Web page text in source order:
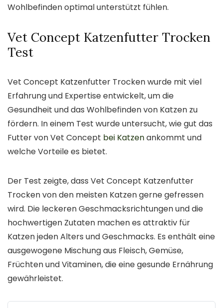
Wohlbefinden optimal unterstützt fühlen.
Vet Concept Katzenfutter Trocken
Test
Vet Concept Katzenfutter Trocken wurde mit viel
Erfahrung und Expertise entwickelt, um die
Gesundheit und das Wohlbefinden von Katzen zu
fördern. In einem Test wurde untersucht, wie gut das
Futter von Vet Concept bei Katzenankommt und
welche Vorteile es bietet.
Der Test zeigte, dass Vet Concept Katzenfutter
Trocken von den meisten Katzen gerne gefressen
wird. Die leckeren Geschmacksrichtungen und die
hochwertigen Zutaten machen es attraktiv für
Katzen jeden Alters und Geschmacks. Es enthält eine
ausgewogene Mischung aus Fleisch, Gemüse,
Früchten und Vitaminen, die eine gesunde Ernährung
gewährleistet.